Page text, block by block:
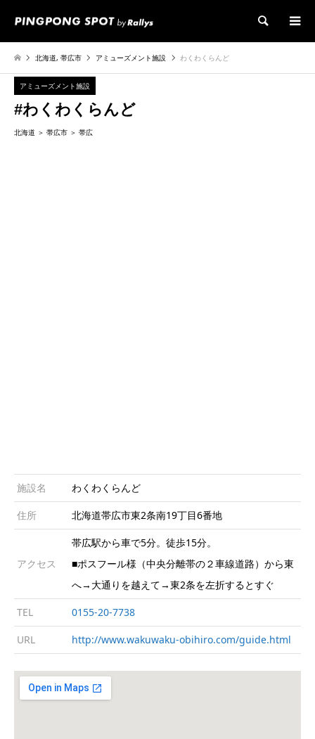
検索
北海道,帯広市 アミューズメント施設 わくわくらんど
アミューズメント施設
#わくわくらんど
北海道 帯広市 帯広
施設名 わくわくらんど
住所 北海道帯広市東2条南19丁目6番地
アクセス
帯広駅から車で5分。徒歩15分。
■ポスフール様（中央分離帯の２車線道路）から東
へ→大通りを越えて→東2条を左折するとすぐ
TEL 0155-20-7738
URL http://www.wakuwaku-obihiro.com/guide.html